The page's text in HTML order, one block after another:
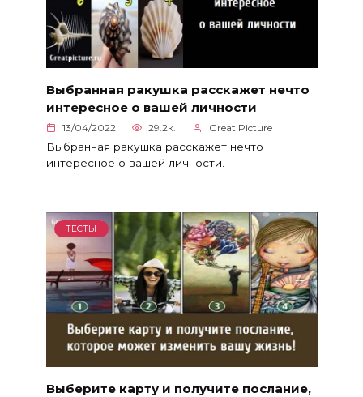
Выбранная ракушка расскажет нечто
интересное о вашей личности
13/04/2022 29.2к. Great Picture
Выбранная ракушка расскажет нечто
интересное о вашей личности.
ТЕСТЫ
Выберите карту и получите послание,